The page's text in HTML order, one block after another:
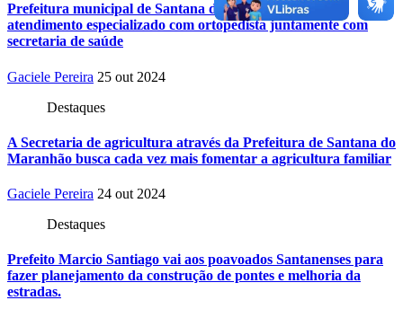
Prefeitura municipal de Santana do Maranhão oferece
atendimento especializado com ortopedista juntamente com
secretaria de saúde
Gaciele Pereira 25 out 2024
Destaques
A Secretaria de agricultura através da Prefeitura de Santana do
Maranhão busca cada vez mais fomentar a agricultura familiar
Gaciele Pereira 24 out 2024
Destaques
Prefeito Marcio Santiago vai aos poavoados Santanenses para
fazer planejamento da construção de pontes e melhoria da
estradas.